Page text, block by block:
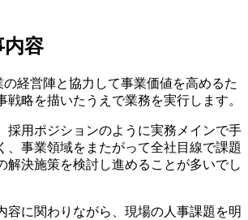
内容
経営陣と協力して事業価値を高めるた
戦略を描いたうえで業務を実行します。
採用ポジションのように実務メインで手
、事業領域をまたがって全社目線で課題
解決施策を検討し進めることが多いでし
容に関わりながら、現場の人事課題を明